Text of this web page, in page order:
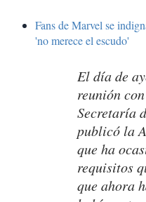
Fans de Marvel se
'no merece el escudo'
El día de
reunión
Secretaría
publicó la
que ha
requisitos
que ahora